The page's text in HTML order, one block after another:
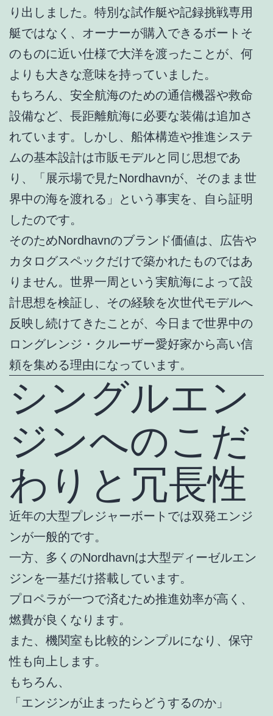
り出しました。特別な試作艇や記録挑戦専用
艇ではなく、オーナーが購入できるボートそ
のものに近い仕様で大洋を渡ったことが、何
よりも大きな意味を持っていました。
もちろん、安全航海のための通信機器や救命
設備など、長距離航海に必要な装備は追加さ
れています。しかし、船体構造や推進システ
ムの基本設計は市販モデルと同じ思想であ
り、「展示場で見たNordhavnが、そのまま世
界中の海を渡れる」という事実を、自ら証明
したのです。
そのためNordhavnのブランド価値は、広告や
カタログスペックだけで築かれたものではあ
りません。世界一周という実航海によって設
計思想を検証し、その経験を次世代モデルへ
反映し続けてきたことが、今日まで世界中の
ロングレンジ・クルーザー愛好家から高い信
頼を集める理由になっています。
シングルエン
ジンへのこだ
わりと冗長性
近年の大型プレジャーボートでは双発エンジ
ンが一般的です。
一方、多くのNordhavnは大型ディーゼルエン
ジンを一基だけ搭載しています。
プロペラが一つで済むため推進効率が高く、
燃費が良くなります。
また、機関室も比較的シンプルになり、保守
性も向上します。
もちろん、
「エンジンが止まったらどうするのか」